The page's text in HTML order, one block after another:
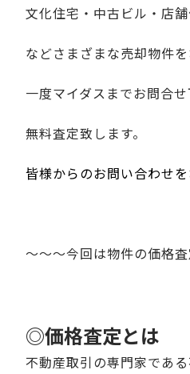
文化住宅・中古ビル・店
などさまざまな売却物件
一度マイダスまでお問合せ
無料査定致します。
皆様からのお問い合わせ
～～～今回は物件の価格
◎価格査定とは
不動産取引の専門家であ